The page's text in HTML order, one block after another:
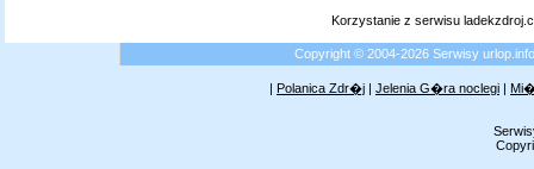
Korzystanie z serwisu
Copyright © 2004-2026 Serwisy
| Polanica Zdr�j | Jelenia G�ra noclegi |